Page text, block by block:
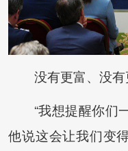
没有更富、没
“我想提醒你们
他说这会让我们变